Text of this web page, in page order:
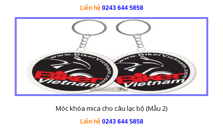
Liên hệ 0243 644 5858
Móc khóa mica cho câu lạc bộ (Mẫu 2)
Liên hệ 0243 644 5858